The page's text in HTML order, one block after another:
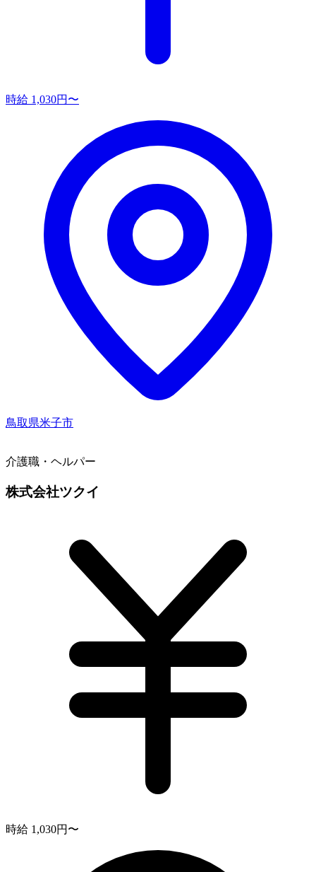
時給 1,030円〜
鳥取県米子市
介護職・ヘルパー
株式会社ツクイ
時給 1,030円〜